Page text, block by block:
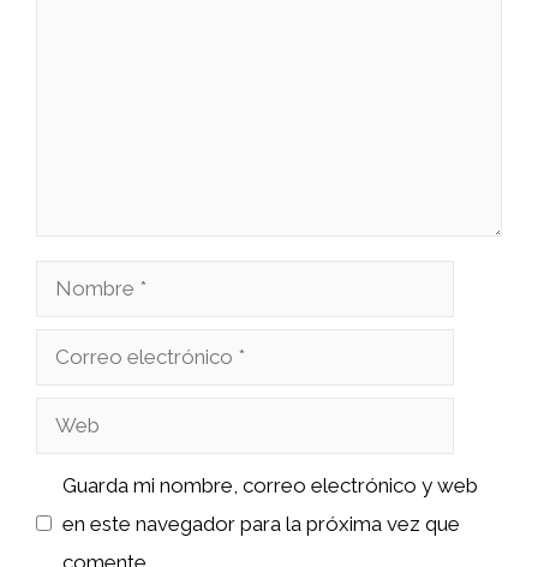
Nombre
Correo
Web
Guarda mi nombre, correo electrónico y web
en este navegador para la próxima vez que
comente.